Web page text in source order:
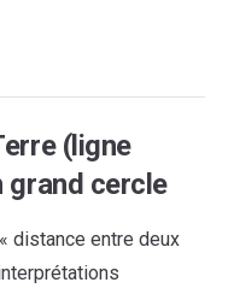
(ligne
grand cercle
distance entre deux